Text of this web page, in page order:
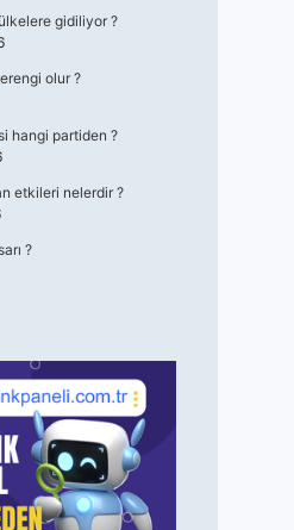
gidiliyor ?
olur ?
hangi partiden ?
etkileri nelerdir ?
?